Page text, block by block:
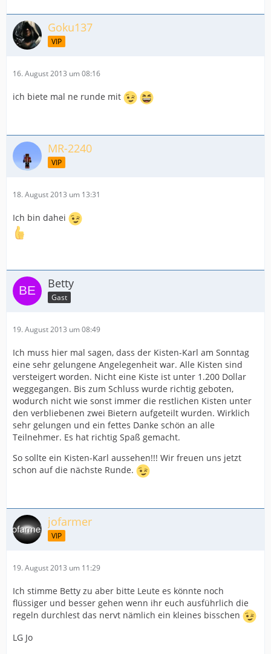
Goku137
VIP
16. August 2013 um 08:16
ich biete mal ne runde mit
MR-2240
VIP
18. August 2013 um 13:31
Ich bin dahei
Betty
Gast
19. August 2013 um 08:49
Ich muss hier mal sagen, dass der Kisten-Karl am Sonntag
eine sehr gelungene Angelegenheit war. Alle Kisten sind
versteigert worden. Nicht eine Kiste ist unter 1.200 Dollar
weggegangen. Bis zum Schluss wurde richtig geboten,
wodurch nicht wie sonst immer die restlichen Kisten unter
den verbliebenen zwei Bietern aufgeteilt wurden. Wirklich
sehr gelungen und ein fettes Danke schön an alle
Teilnehmer. Es hat richtig Spaß gemacht.
So sollte ein Kisten-Karl aussehen!!! Wir freuen uns jetzt
schon auf die nächste Runde.
jofarmer
VIP
19. August 2013 um 11:29
Ich stimme Betty zu aber bitte Leute es könnte noch
flüssiger und besser gehen wenn ihr euch ausführlich die
regeln durchlest das nervt nämlich ein kleines bisschen
LG Jo